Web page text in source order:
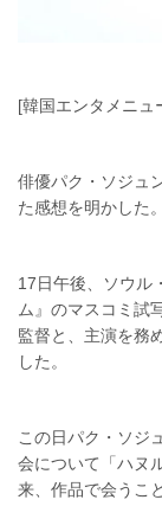
[韓国エンタメニュ
俳優パク・ソジュ
た感想を明かした。
17日午後、ソウル
ム』のマスコミ試
監督と、主演を務
した。
この日パク・ソジ
会について「ハヌ
来、作品で会うこ